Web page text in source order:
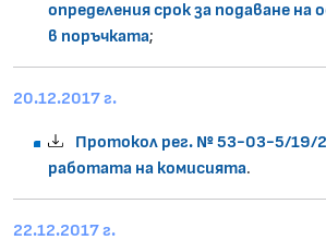
определения срок за подаване на
в поръчката;
20.12.2017 г.
Протокол рег. № 53-03-5/19/
работата на комисията.
22.12.2017 г.